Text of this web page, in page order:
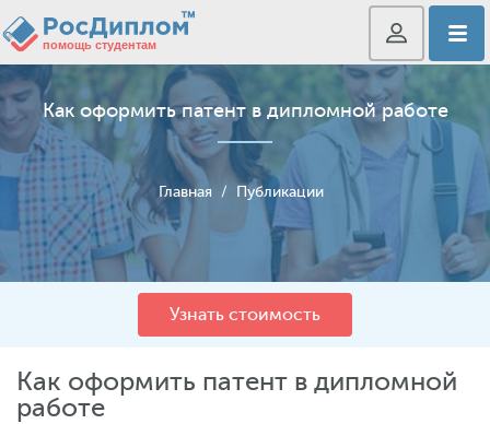
Как оформить патент в дипломной работе
Главная / Публикации
Узнать стоимость
Как оформить патент в дипломной
работе